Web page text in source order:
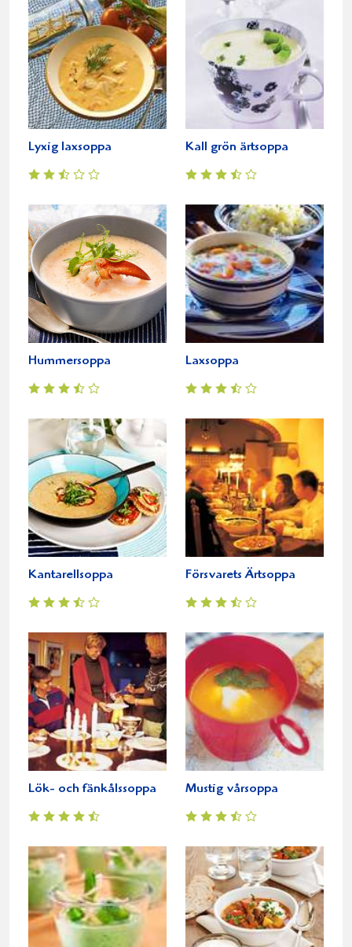
Lyxig laxsoppa Kall grön ärtsoppa
Hummersoppa Laxsoppa
Kantarellsoppa Försvarets Ärtsoppa
Lök- och fänkålssoppa Mustig vårsoppa